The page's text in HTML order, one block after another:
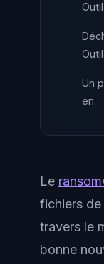
Un
en.
Le
fichiers de
travers le
bonne